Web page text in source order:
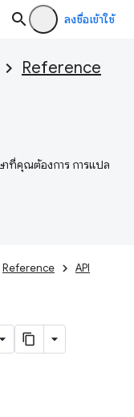
ลงชื่อเข้าใช้
Reference
าที่คุณต้องการ การแปล
Reference API